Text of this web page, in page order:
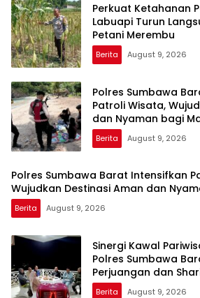
Perkuat Ketahanan
Labuapi Turun
Petani Merembu
Berita August 9, 2026
Polres Sumbawa
Patroli Wisata,
dan Nyaman bagi
Berita August 9, 2026
Polres Sumbawa Barat Intensifkan
Wujudkan Destinasi Aman dan
Berita August 9, 2026
Sinergi Kawal
Polres Sumbawa
Perjuangan dan
Pariwisata
Berita August 9, 2026